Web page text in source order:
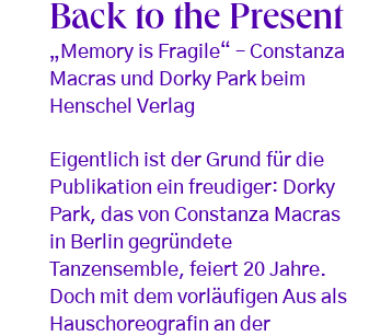
Back to the Present
„Memory is Fragile“ – Constanza
Macras und Dorky Park beim
Henschel Verlag
Eigentlich ist der Grund für die
Publikation ein freudiger: Dorky
Park, das von Constanza Macras
in Berlin gegründete
Tanzensemble, feiert 20 Jahre.
Doch mit dem vorläufigen Aus als
Hauschoreografin an der